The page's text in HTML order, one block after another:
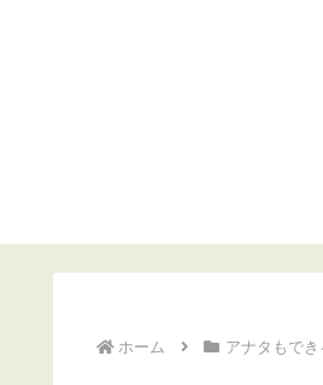
ホーム アナタもで